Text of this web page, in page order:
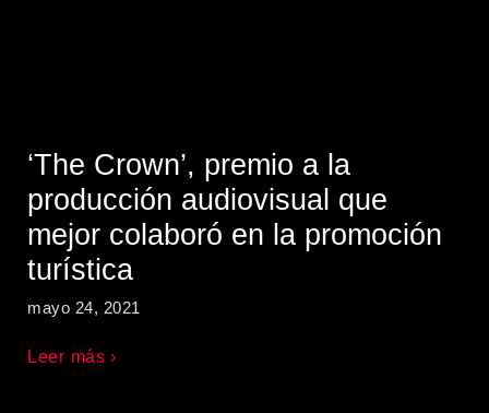
‘The Crown’, premio a la
producción audiovisual que
mejor colaboró en la promoción
turística
mayo 24, 2021
Leer más ›